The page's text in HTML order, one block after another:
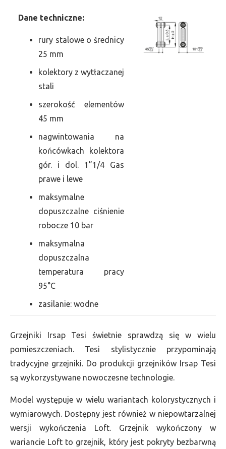
Dane techniczne:
rury stalowe o średnicy
25 mm
kolektory z wytłaczanej
stali
szerokość elementów
45 mm
nagwintowania na
końcówkach kolektora
gór. i dol. 1”1/4 Gas
prawe i lewe
maksymalne
dopuszczalne ciśnienie
robocze 10 bar
maksymalna
dopuszczalna
temperatura pracy
95°C
zasilanie: wodne
Grzejniki Irsap Tesi świetnie sprawdzą się w wielu
pomieszczeniach. Tesi stylistycznie przypominają
tradycyjne grzejniki. Do produkcji grzejników Irsap Tesi
są wykorzystywane nowoczesne technologie.
Model występuje w wielu wariantach kolorystycznych i
wymiarowych. Dostępny jest również w niepowtarzalnej
wersji wykończenia Loft. Grzejnik wykończony w
wariancie Loft to grzejnik, który jest pokryty bezbarwną